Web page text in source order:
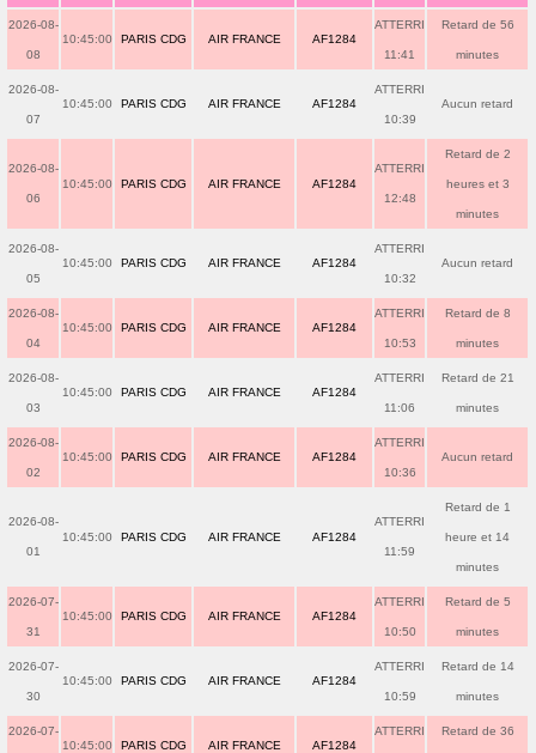
2026-08-
08
10:45:00 PARIS CDG AIR FRANCE AF1284
ATTERRI
11:41
Retard de 56
minutes
2026-08-
07
10:45:00 PARIS CDG AIR FRANCE AF1284
ATTERRI
10:39
Aucun retard
2026-08-
06
10:45:00 PARIS CDG AIR FRANCE AF1284
ATTERRI
12:48
Retard de 2
heures et 3
minutes
2026-08-
05
10:45:00 PARIS CDG AIR FRANCE AF1284
ATTERRI
10:32
Aucun retard
2026-08-
04
10:45:00 PARIS CDG AIR FRANCE AF1284
ATTERRI
10:53
Retard de 8
minutes
2026-08-
03
10:45:00 PARIS CDG AIR FRANCE AF1284
ATTERRI
11:06
Retard de 21
minutes
2026-08-
02
10:45:00 PARIS CDG AIR FRANCE AF1284
ATTERRI
10:36
Aucun retard
2026-08-
01
10:45:00 PARIS CDG AIR FRANCE AF1284
ATTERRI
11:59
Retard de 1
heure et 14
minutes
2026-07-
31
10:45:00 PARIS CDG AIR FRANCE AF1284
ATTERRI
10:50
Retard de 5
minutes
2026-07-
30
10:45:00 PARIS CDG AIR FRANCE AF1284
ATTERRI
10:59
Retard de 14
minutes
2026-07-
10:45:00 PARIS CDG AIR FRANCE AF1284
ATTERRI Retard de 36